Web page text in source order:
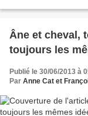
Âne et cheval,
toujours les
Publié le 30/06/2013 à
Par Anne Cat et